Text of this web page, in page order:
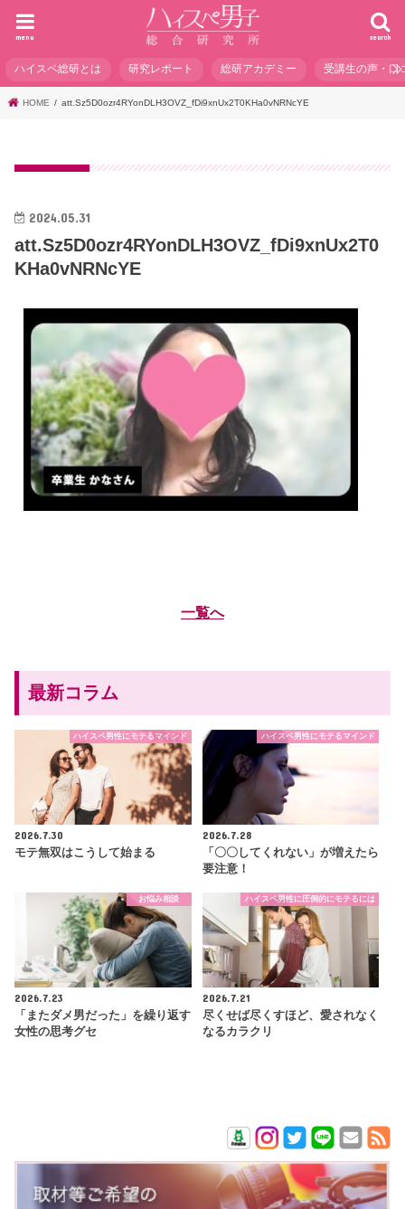
search
menu
ハイスペ総研とは 研究レポート 総研アカデミー 受講生の声・口
HOME att.Sz5D0ozr4RYonDLH3OVZ_fDi9xnUx2T0KHa0vNRNcYE
2024.05.31
att.Sz5D0ozr4RYonDLH3OVZ_fDi9xnUx2T0
KHa0vNRNcYE
一覧へ
最新コラム
ハイスペ男性にモテるマインド
2026.7.30
モテ無双はこうして始まる
ハイスペ男性にモテるマインド
2026.7.28
「〇〇してくれない」が増えたら
要注意！
お悩み相談
2026.7.23
「またダメ男だった」を繰り返す
女性の思考グセ
ハイスペ男性に圧倒的にモテるには
2026.7.21
尽くせば尽くすほど、愛されなく
なるカラクリ